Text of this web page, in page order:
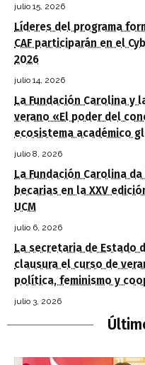
julio 15, 2026
Líderes del programa
CAF participarán en el
2026
julio 14, 2026
La Fundación Carolina y
verano «El poder del
ecosistema académico
julio 8, 2026
La Fundación Carolina
becarias en la XXV
UCM
julio 6, 2026
La secretaria de Estado
clausura el curso de
política, feminismo y
julio 3, 2026